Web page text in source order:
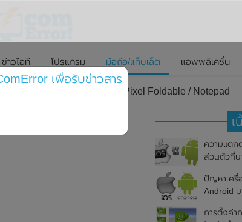
ข่าวไอที โปรแกรม มือถือ/แท็บเล็ต แอพพลิเคชั่น
Pixel 7 Series และ Google Pixel Foldable / Notepad
และ Google Pixel
เ
ความแตก
ส่วนตัวที่น่
ปัญหาเครื่
Android
การตั้งค่า
เพื่อรับข่าวสาร